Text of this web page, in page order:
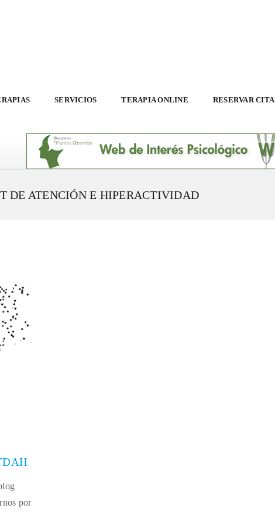
SERVICIOS TERAPIA ONLINE RESERVAR CITA
DE ATENCIÓN E HIPERACTIVIDAD
por